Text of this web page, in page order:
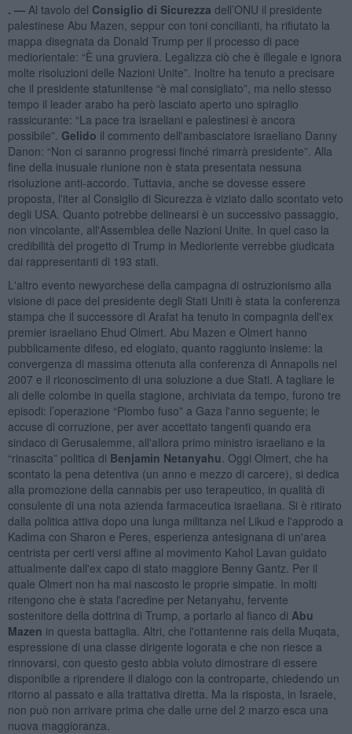
. — Al tavolo del Consiglio di Sicurezza dell’ONU il presidente
palestinese Abu Mazen, seppur con toni concilianti, ha rifiutato la
mappa disegnata da Donald Trump per il processo di pace
mediorientale: “È una gruviera. Legalizza ciò che è illegale e ignora
molte risoluzioni delle Nazioni Unite”. Inoltre ha tenuto a precisare
che il presidente statunitense “è mal consigliato”, ma nello stesso
tempo il leader arabo ha però lasciato aperto uno spiraglio
rassicurante: “La pace tra israeliani e palestinesi è ancora
possibile”. Gelido il commento dell'ambasciatore israeliano Danny
Danon: “Non ci saranno progressi finché rimarrà presidente”. Alla
fine della inusuale riunione non è stata presentata nessuna
risoluzione anti-accordo. Tuttavia, anche se dovesse essere
proposta, l'iter al Consiglio di Sicurezza è viziato dallo scontato veto
degli USA. Quanto potrebbe delinearsi è un successivo passaggio,
non vincolante, all'Assemblea delle Nazioni Unite. In quel caso la
credibilità del progetto di Trump in Medioriente verrebbe giudicata
dai rappresentanti di 193 stati.
L'altro evento newyorchese della campagna di ostruzionismo alla
visione di pace del presidente degli Stati Uniti è stata la conferenza
stampa che il successore di Arafat ha tenuto in compagnia dell'ex
premier israeliano Ehud Olmert. Abu Mazen e Olmert hanno
pubblicamente difeso, ed elogiato, quanto raggiunto insieme: la
convergenza di massima ottenuta alla conferenza di Annapolis nel
2007 e il riconoscimento di una soluzione a due Stati. A tagliare le
ali delle colombe in quella stagione, archiviata da tempo, furono tre
episodi: l’operazione “Piombo fuso” a Gaza l'anno seguente; le
accuse di corruzione, per aver accettato tangenti quando era
sindaco di Gerusalemme, all'allora primo ministro israeliano e la
“rinascita” politica di Benjamin Netanyahu . Oggi Olmert, che ha
scontato la pena detentiva (un anno e mezzo di carcere), si dedica
alla promozione della cannabis per uso terapeutico, in qualità di
consulente di una nota azienda farmaceutica israeliana. Si è ritirato
dalla politica attiva dopo una lunga militanza nel Likud e l'approdo a
Kadima con Sharon e Peres, esperienza antesignana di un'area
centrista per certi versi affine al movimento Kahol Lavan guidato
attualmente dall'ex capo di stato maggiore Benny Gantz. Per il
quale Olmert non ha mai nascosto le proprie simpatie. In molti
ritengono che è stata l'acredine per Netanyahu, fervente
sostenitore della dottrina di Trump, a portarlo al fianco di Abu
Mazen in questa battaglia. Altri, che l'ottantenne rais della Muqata,
espressione di una classe dirigente logorata e che non riesce a
rinnovarsi, con questo gesto abbia voluto dimostrare di essere
disponibile a riprendere il dialogo con la controparte, chiedendo un
ritorno al passato e alla trattativa diretta. Ma la risposta, in Israele,
non può non arrivare prima che dalle urne del 2 marzo esca una
nuova maggioranza.